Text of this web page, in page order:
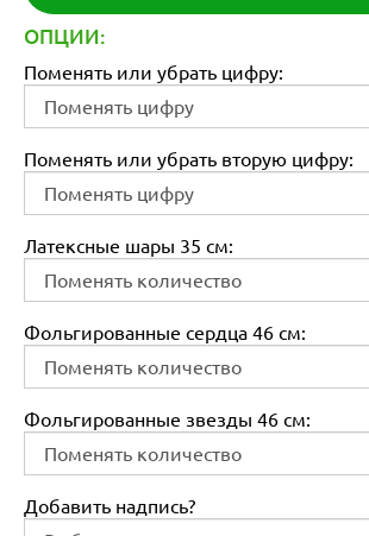
ОПЦИИ:
Поменять или убрать цифру:
Поменять или убрать вторую цифру:
Латексные шары 35 см:
Фольгированные сердца 46 см:
Фольгированные звезды 46 см:
Добавить надпись?